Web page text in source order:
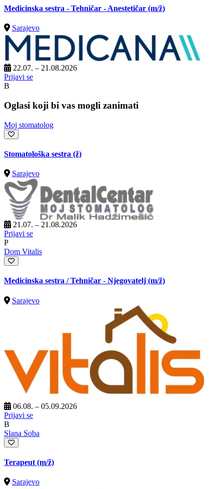
Medicinska sestra - Tehničar - Anestetičar (m/ž)
Sarajevo
22.07. – 21.08.2026
Prijavi se
B
Oglasi koji bi vas mogli zanimati
Moj stomatolog
Stomatološka sestra (ž)
Sarajevo
21.07. – 21.08.2026
Prijavi se
P
Dom Vitalis
Medicinska sestra / Tehničar - Njegovatelj (m/ž)
Sarajevo
06.08. – 05.09.2026
Prijavi se
B
Slana Soba
Terapeut (m/ž)
Sarajevo